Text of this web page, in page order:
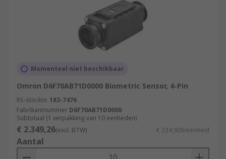
Momenteel niet beschikbaar
Omron D6F70AB71D0000 Biometric Sensor, 4-Pin
RS-stocknr. 183-7476
Fabrikantnummer D6F70AB71D0000
Subtotaal (1 verpakking van 10 eenheden)
€ 2.349,26(excl. BTW) € 234,926/eenheid
Aantal